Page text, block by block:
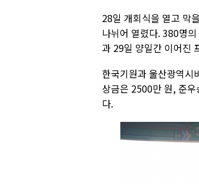
28일 개회식을 열고 막
나뉘어 열렸다. 380명
과 29일 양일간 이어진
한국기원과 울산광역시
상금은 2500만 원, 준
다.